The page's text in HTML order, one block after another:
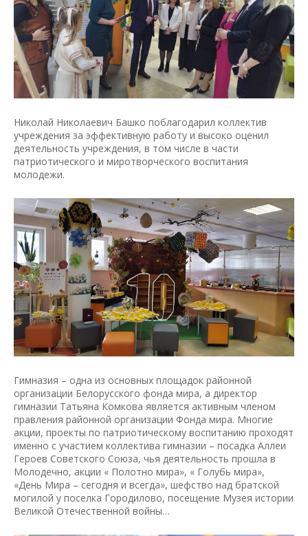
Николай Николаевич Башко поблагодарил коллектив
учреждения за эффективную работу и высоко оценил
деятельность учреждения, в том числе в части
патриотического и миротворческого воспитания
молодежи.
Гимназия – одна из основных площадок районной
организации Белорусского фонда мира, а директор
гимназии Татьяна Комкова является активным членом
правления районной организации Фонда мира. Многие
акции, проекты по патриотическому воспитанию проходят
именно с участием коллектива гимназии – посадка Аллеи
Героев Советского Союза, чья деятельность прошла в
Молодечно, акции « Полотно мира», « Голубь мира»,
«День Мира – сегодня и всегда», шефство над братской
могилой у поселка Городилово, посещение Музея истории
Великой Отечественной войны…